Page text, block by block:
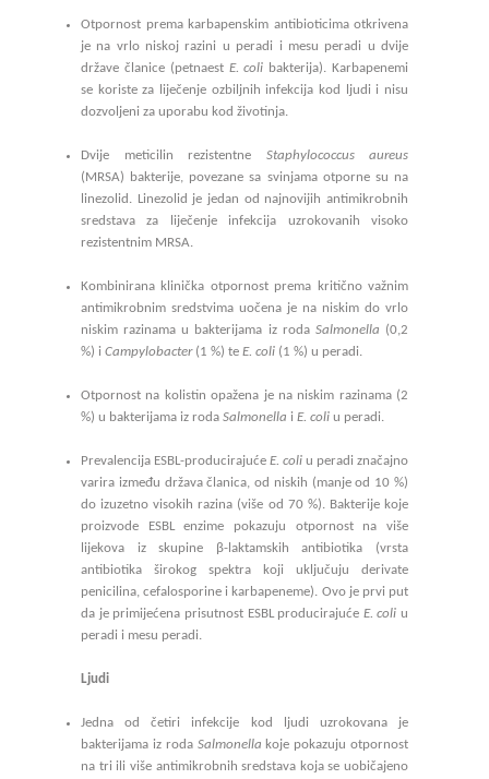
Otpornost prema karbapenskim antibioticima otkrivena
je na vrlo niskoj razini u peradi i mesu peradi u dvije
države članice (petnaest E. coli bakterija). Karbapenemi
se koriste za liječenje ozbiljnih infekcija kod ljudi i nisu
dozvoljeni za uporabu kod životinja.
Dvije meticilin rezistentne Staphylococcus aureus
(MRSA) bakterije, povezane sa svinjama otporne su na
linezolid. Linezolid je jedan od najnovijih antimikrobnih
sredstava za liječenje infekcija uzrokovanih visoko
rezistentnim MRSA.
Kombinirana klinička otpornost prema kritično važnim
antimikrobnim sredstvima uočena je na niskim do vrlo
niskim razinama u bakterijama iz roda Salmonella (0,2
%) i Campylobacter(1 %) te E. coli (1 %) u peradi.
Otpornost na kolistin opažena je na niskim razinama (2
%) u bakterijama iz roda Salmonella i E. coli u peradi.
Prevalencija ESBL-producirajuće E. coli u peradi značajno
varira između država članica, od niskih (manje od 10 %)
do izuzetno visokih razina (više od 70 %). Bakterije koje
proizvode ESBL enzime pokazuju otpornost na više
lijekova iz skupine β-laktamskih antibiotika (vrsta
antibiotika širokog spektra koji uključuju derivate
penicilina, cefalosporine i karbapeneme). Ovo je prvi put
da je primijećena prisutnost ESBL producirajuće E. coli u
peradi i mesu peradi.
Ljudi
Jedna od četiri infekcije kod ljudi uzrokovana je
bakterijama iz roda Salmonella koje pokazuju otpornost
na tri ili više antimikrobnih sredstava koja se uobičajeno